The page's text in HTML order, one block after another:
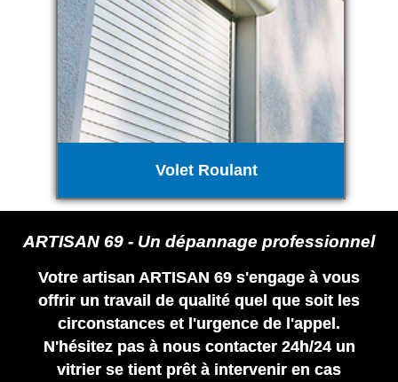
Volet Roulant
ARTISAN 69 - Un dépannage professionnel
Votre artisan ARTISAN 69 s'engage à vous
offrir un travail de qualité quel que soit les
circonstances et l'urgence de l'appel.
N'hésitez pas à nous contacter 24h/24 un
vitrier se tient prêt à intervenir en cas